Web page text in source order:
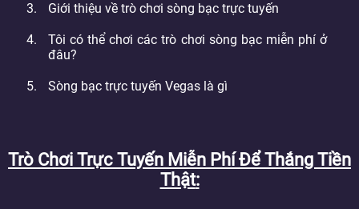
Giới thiệu về trò chơi sòng bạc trực tuyến
Tôi có thể chơi các trò chơi sòng bạc miễn phí ở
đâu?
Sòng bạc trực tuyến Vegas là gì
Trò Chơi Trực Tuyến Miễn Phí Để Thắng Tiền
Thật